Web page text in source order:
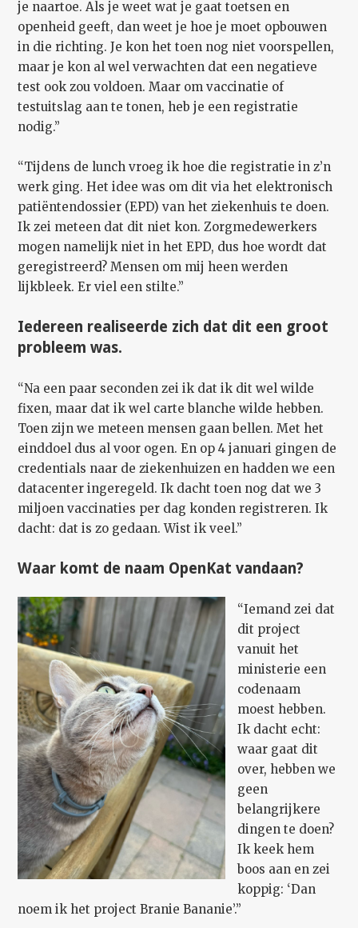
je naartoe. Als je weet wat je gaat toetsen en
openheid geeft, dan weet je hoe je moet opbouwen
in die richting. Je kon het toen nog niet voorspellen,
maar je kon al wel verwachten dat een negatieve
test ook zou voldoen. Maar om vaccinatie of
testuitslag aan te tonen, heb je een registratie
nodig.”
“Tijdens de lunch vroeg ik hoe die registratie in z’n
werk ging. Het idee was om dit via het elektronisch
patiëntendossier (EPD) van het ziekenhuis te doen.
Ik zei meteen dat dit niet kon. Zorgmedewerkers
mogen namelijk niet in het EPD, dus hoe wordt dat
geregistreerd? Mensen om mij heen werden
lijkbleek. Er viel een stilte.”
Iedereen realiseerde zich dat dit een groot
probleem was.
“Na een paar seconden zei ik dat ik dit wel wilde
fixen, maar dat ik wel carte blanche wilde hebben.
Toen zijn we meteen mensen gaan bellen. Met het
einddoel dus al voor ogen. En op 4 januari gingen de
credentials naar de ziekenhuizen en hadden we een
datacenter ingeregeld. Ik dacht toen nog dat we 3
miljoen vaccinaties per dag konden registreren. Ik
dacht: dat is zo gedaan. Wist ik veel.”
Waar komt de naam OpenKat vandaan?
“Iemand zei dat
dit project
vanuit het
ministerie een
codenaam
moest hebben.
Ik dacht echt:
waar gaat dit
over, hebben we
geen
belangrijkere
dingen te doen?
Ik keek hem
boos aan en zei
koppig: ‘Dan
noem ik het project Branie Bananie’.”